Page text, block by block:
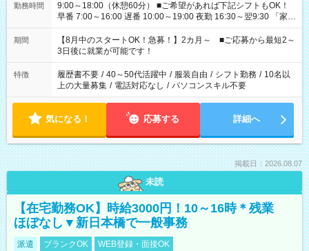
勤務時間
9:00～18:00（休憩60分） ■ご希望があれば下記シフトもOK！
早番 7:00～16:00 遅番 10:00～19:00 夜勤 16:30～翌9:30 「家族
と休みを合わせたい」 「余裕を持って夕飯の準備がしたい」
「できれば残業はしたくない」 など、ご希望を教えてください
ね。 ※Wワーク希望の方へ 今ご覧のお仕事で希望する勤務時間
と、もう1つのお仕事の勤務時間。 合計で週40時間を超える場
合は応募できません。
期間
【8月中のスタートOK！急募！】2カ月～ ■ご応募から最短2～
3日後に就業が可能です！
特徴 履歴書不要 / 40～50代活躍中 / 服装自由 / シフト勤務 / 10名以
上の大量募集 / 電話対応なし / パソコンスキル不要
気になる！ 応募する 詳細へ
掲載日：2026.08.07
未読
【在宅勤務OK】時給3000円！10～16時＊残業
ほぼなし▼新日本橋で一般事務
派遣 ブランクOK WEB登録・面接OK